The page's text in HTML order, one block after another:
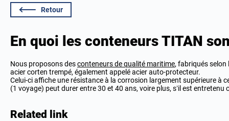
Retour
En quoi les conteneurs TITAN
Nous proposons desconteneurs de qualité maritime, fabriqués
acier corten trempé, également appelé acier auto-protecteur.
Celui-ci affiche une résistance à la corrosion largement supérieure à
(1 voyage) peut durer entre 30 et 40 ans, voire plus, s’il est entretenu
Related link